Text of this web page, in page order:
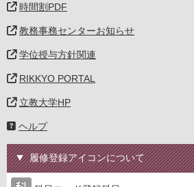
時間割PDF
教務事務センターお知らせ
学位授与方針関連
RIKKYO PORTAL
立教大学HP
ヘルプ
履修登録アイコンについて